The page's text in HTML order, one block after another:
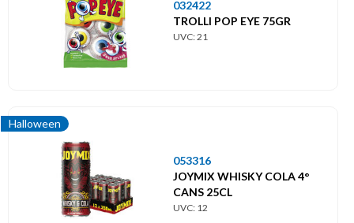
032422
TROLLI POP EYE 75GR
UVC: 21
Halloween
053316
JOYMIX WHISKY COLA 4°
CANS 25CL
UVC: 12